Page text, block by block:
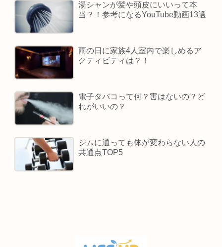
湯シャンが髪や頭皮にいいって本
当？！参考になるYouTube動画13選
雨の日に家族4人室内で楽しめるア
クティビティは？！
電子タバコって何？害はないの？ど
れがいいの？
ジムに通っても体が変わらない人の
共通点TOP5